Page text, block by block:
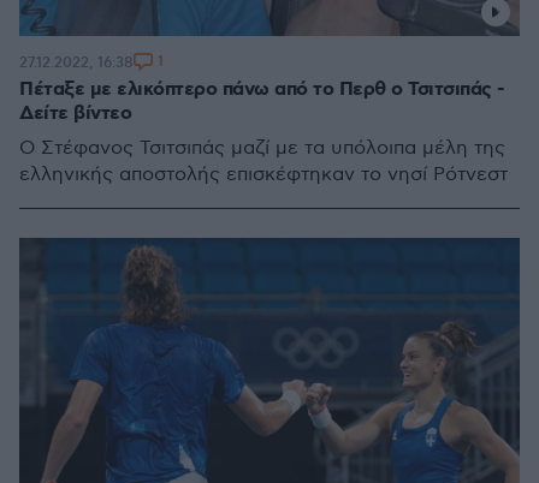
Πέταξε με ελικόπτερο πάνω από το Περθ ο Τσιτσιπάς -
Δείτε βίντεο
Ο Στέφανος Τσιτσιπάς μαζί με τα υπόλοιπα μέλη της
ελληνικής αποστολής επισκέφτηκαν το νησί Ρότνεστ
27.12.2022, 16:38 1